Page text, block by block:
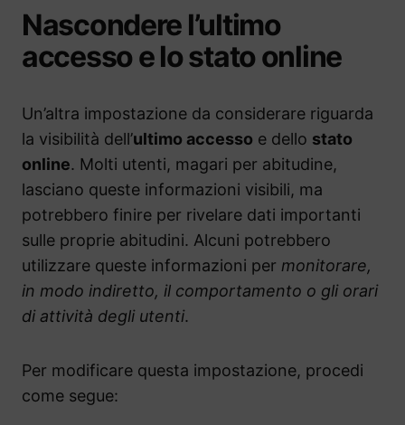
Nascondere l’ultimo
accesso e lo stato online
Un’altra impostazione da considerare riguarda
la visibilità dell’ultimo accesso e dello stato
online. Molti utenti, magari per abitudine,
lasciano queste informazioni visibili, ma
potrebbero finire per rivelare dati importanti
sulle proprie abitudini. Alcuni potrebbero
utilizzare queste informazioni per monitorare,
in modo indiretto, il comportamento o gli orari
di attività degli utenti.
Per modificare questa impostazione, procedi
come segue: